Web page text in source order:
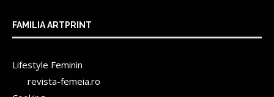
FAMILIA ARTPRINT
Lifestyle Feminin
revista-femeia.ro